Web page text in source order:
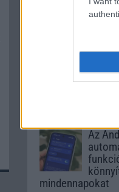
One
2026.06.30| Phone
A One UI 9
intelligencia-
kezelőfelületet
készülék számára
Az
mindennapokat